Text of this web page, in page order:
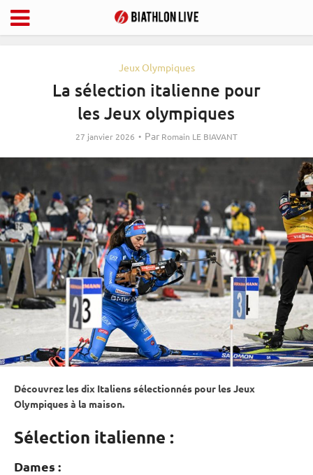
Jeux Olympiques
La sélection italienne pour
les Jeux olympiques
27 janvier 2026 Par Romain LE BIAVANT
Découvrez les dix Italiens sélectionnés pour lesJeux
Olympiquesà la maison.
Sélection italienne :
Dames :